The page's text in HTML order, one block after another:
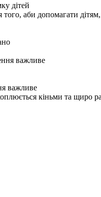
дітей
аби допомагати
важливе
кіньми та щиро